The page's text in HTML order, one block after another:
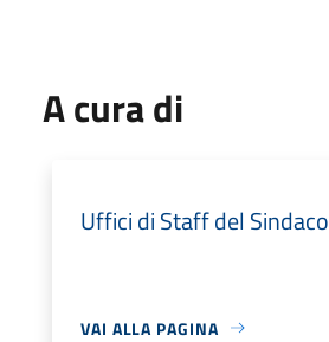
A cura di
Uffici di Staff del Sindaco
VAI ALLA PAGINA